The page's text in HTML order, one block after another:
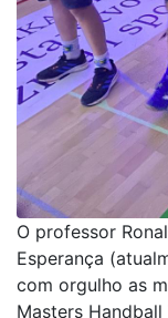
O professor
Esperança
com orgulho as
Masters